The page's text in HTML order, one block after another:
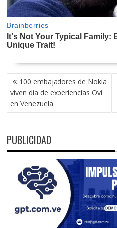
NAVEGACIÓN
DE
ENTRADAS
100 embajadores de Nokia
viven día de experiencias Ovi
en Venezuela
PUBLICIDAD